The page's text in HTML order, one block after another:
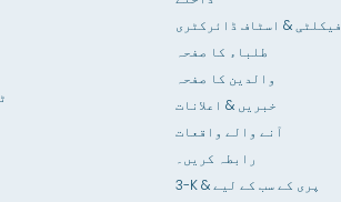
فیکلٹی & اسٹاف ڈائرکٹری
طلباء کا صفحہ
والدین کا صفحہ
خبریں & اعلانات
رابطہ کریں۔
3-K & پری کے سب کے لیے